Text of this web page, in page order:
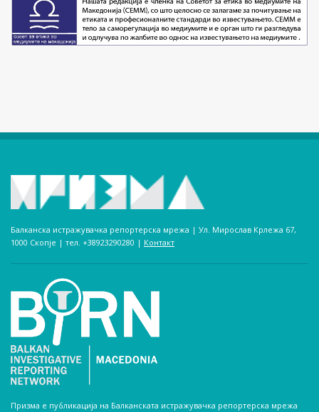
Балканска истражувачка репортерска мрежа | Ул. Мирослав Крлежа 67,
1000 Скопје | тел. +38923290280­ | Контакт
Призма е публикација на Балканската истражувачка репортерска мрежа